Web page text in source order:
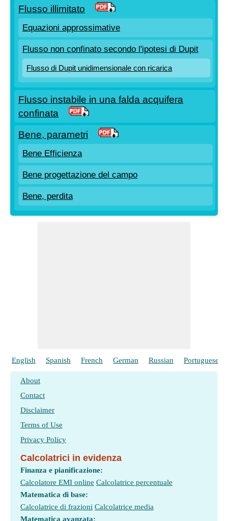
Flusso illimitato
Equazioni approssimative
Flusso non confinato secondo l'ipotesi di Dupit
Flusso di Dupit unidimensionale con ricarica
Flusso instabile in una falda acquifera
confinata
Bene, parametri
Bene Efficienza
Bene progettazione del campo
Bene, perdita
English Spanish French German Russian Portuguese
About
Contact
Disclaimer
Terms of Use
Privacy Policy
Calcolatrici in evidenza
Finanza e pianificazione:
Calcolatore EMI online Calcolatrice percentuale
Matematica di base:
Calcolatrice di frazioni Calcolatrice media
Matematica avanzata: